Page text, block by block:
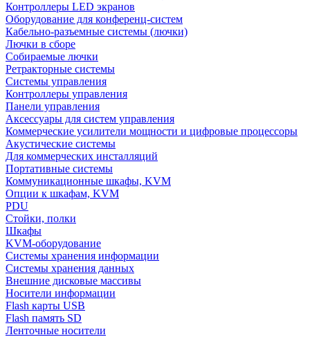
Контроллеры LED экранов
Оборудование для конференц-систем
Кабельно-разъемные системы (лючки)
Лючки в сборе
Собираемые лючки
Ретракторные системы
Системы управления
Контроллеры управления
Панели управления
Аксессуары для систем управления
Коммерческие усилители мощности и цифровые процессоры
Акустические системы
Для коммерческих инсталляций
Портативные системы
Коммуникационные шкафы, KVM
Опции к шкафам, KVM
PDU
Стойки, полки
Шкафы
KVM-оборудование
Системы хранения информации
Системы хранения данных
Внешние дисковые массивы
Носители информации
Flash карты USB
Flash память SD
Ленточные носители